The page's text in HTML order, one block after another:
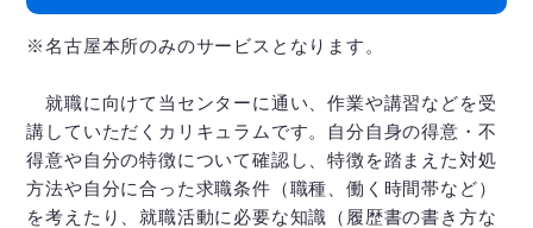
※名古屋本所のみのサービスとなります。
就職に向けて当センターに通い、作業や講習などを受
講していただくカリキュラムです。自分自身の得意・不
得意や自分の特徴について確認し、特徴を踏まえた対処
方法や自分に合った求職条件（職種、働く時間帯など）
を考えたり、就職活動に必要な知識（履歴書の書き方な